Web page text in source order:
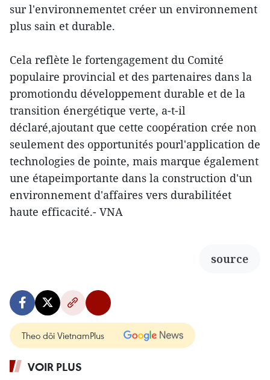
sur l'environnementet créer un environnement
plus sain et durable.
Cela reflète le fortengagement du Comité
populaire provincial et des partenaires dans la
promotiondu développement durable et de la
transition énergétique verte, a-t-il
déclaré,ajoutant que cette coopération crée non
seulement des opportunités pourl'application de
technologies de pointe, mais marque également
une étapeimportante dans la construction d'un
environnement d'affaires vers durabilitéet
haute efficacité.- VNA
source
Theo dõi VietnamPlus
VOIR PLUS